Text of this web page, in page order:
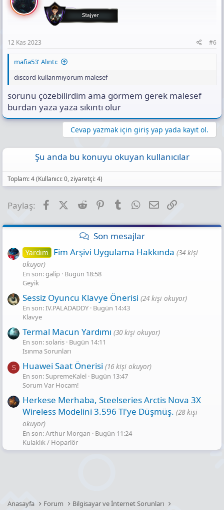
o
n
12 Kas 2023 #6
mafia53' Alıntı:
discord kullanmıyorum malesef
sorunu çözebilirdim ama görmem gerek malesef
burdan yaza yaza sıkıntı olur
Cevap yazmak için giriş yap yada kayıt ol.
Şu anda bu konuyu okuyan kullanıcılar
Toplam: 4 (Kullanıcı: 0, ziyaretçi: 4)
Paylaş: FacebookX (Twitter)
Reddit PinterestTumblr WhatsApp
E-posta
Son mesajlar
Yardım Fim Arşivi Uygulama Hakkında (34 kişi
okuyor)
En son: galip Bugün 18:58
Geyik
Sessiz Oyuncu Klavye Önerisi (24 kişi okuyor)
En son: IV.PALADADDY Bugün 14:43
Klavye
Termal Macun Yardımı (30 kişi okuyor)
En son: solaris Bugün 14:11
Isınma Sorunları
S Huawei Saat Önerisi (16 kişi okuyor)
En son: SupremeKalel Bugün 13:47
Sorum Var Hocam!
Herkese Merhaba, Steelseries Arctis Nova 3X
Wireless Modelini 3.596 Tl'ye Düşmüş. (28 kişi
okuyor)
En son: Arthur Morgan
Bugün 11:24
Kulaklık / Hoparlör
Anasayfa Forum
Bilgisayar ve İnternet Sorunları